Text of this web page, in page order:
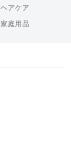
ヘアケア
家庭用品